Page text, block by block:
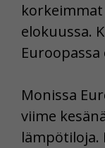
korkeimmat
elokuussa.
Monissa
viime
lämpötiloja.